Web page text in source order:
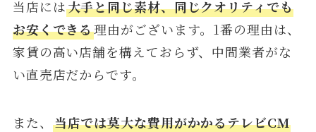
当店には大手と同じ素材、同じクオリティでも
お安くできる理由がございます。1番の理由は、
家賃の高い店舗を構えておらず、中間業者がな
い直売店だからです。
また、 当店では莫大な費用がかかるテレビCM